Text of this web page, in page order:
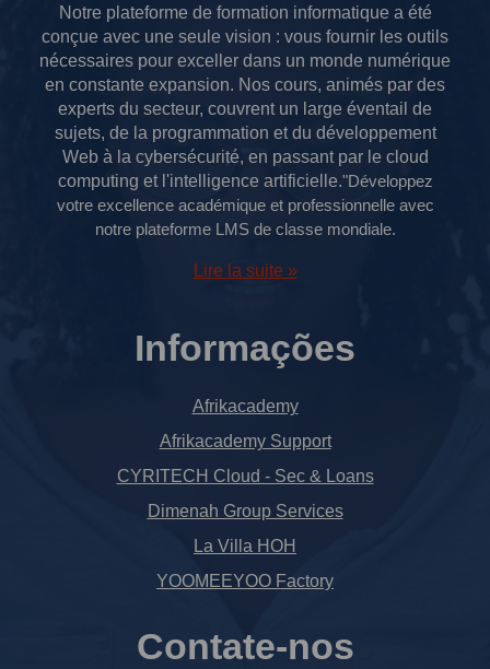
Notre plateforme de formation informatique a été
conçue avec une seule vision : vous fournir les outils
nécessaires pour exceller dans un monde numérique
en constante expansion. Nos cours, animés par des
experts du secteur, couvrent un large éventail de
sujets, de la programmation et du développement
Web à la cybersécurité, en passant par le cloud
computing et l'intelligence artificielle."Développez
votre excellence académique et professionnelle avec
notre plateforme LMS de classe mondiale.
Lire la suite »
Informações
Afrikacademy
Afrikacademy Support
CYRITECH Cloud - Sec & Loans
Dimenah Group Services
La Villa HOH
YOOMEEYOO Factory
Contate-nos